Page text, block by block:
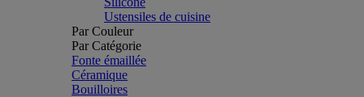
Ustensiles de cuisine
Par Couleur
Par Catégorie
Fonte émaillée
Céramique
Bouilloires